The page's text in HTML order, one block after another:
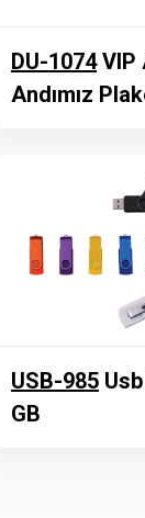
DU-1074VIP
Andımız
USB-985
GB